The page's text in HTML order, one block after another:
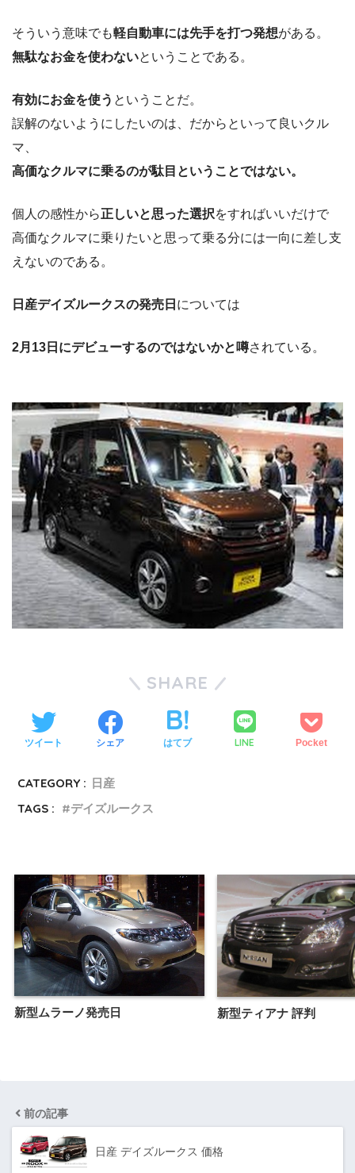
そういう意味でも軽自動車には先手を打つ発想がある。
無駄なお金を使わないということである。
有効にお金を使う ということだ。
誤解のないようにしたいのは、だからといって良いクル
マ、
高価なクルマに乗るのが駄目ということではない。
個人の感性から正しいと思った選択をすればいいだけで
高価なクルマに乗りたいと思って乗る分には一向に差し支
えないのである。
日産デイズルークスの発売日 については
2月13日にデビューするのではないかと噂されている。
SHARE
ツイート シェア はてブ LINE Pocket
CATEGORY : 日産
TAGS :
デイズルークス
新型ムラーノ発売日 新型ティアナ 評判
前の記事
日産 デイズルークス 価格